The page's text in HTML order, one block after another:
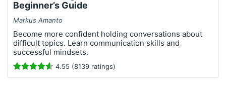
Beginner’s Guide
Markus Amanto
Become more confident holding conversations about
difficult topics. Learn communication skills and
successful mindsets.
4.55 (8139 ratings)